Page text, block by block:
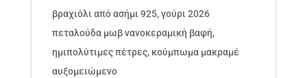
βραχιόλι από ασήμι 925, γούρι 2026
πεταλούδα μωβ νανοκεραμική βαφή,
ημιπολύτιμες πέτρες, κούμπωμα μακραμέ
αυξομειώμενο